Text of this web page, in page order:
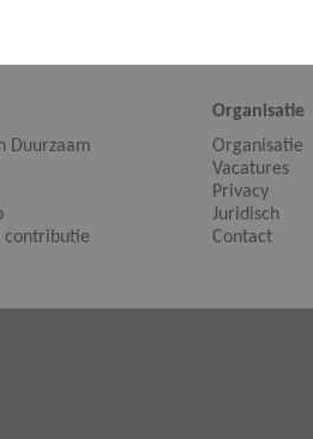
Duurzaam
contributie
Organisatie
Organisatie
Vacatures
Privacy
Juridisch
Contact